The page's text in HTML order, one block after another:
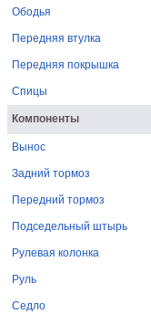
Ободья
Передняя втулка
Передняя покрышка
Спицы
Компоненты
Вынос
Задний тормоз
Передний тормоз
Подседельный штырь
Рулевая колонка
Руль
Седло